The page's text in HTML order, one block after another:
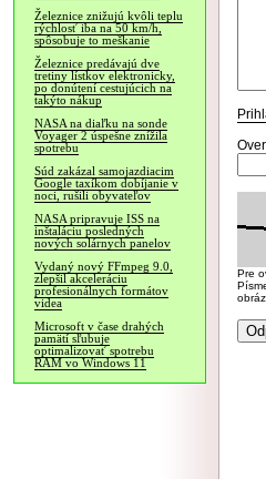
Železnice znižujú kvôli teplu
rýchlosť iba na 50 km/h,
spôsobuje to meškanie
Železnice predávajú dve
tretiny lístkov elektronicky,
po donútení cestujúcich na
takýto nákup
NASA na diaľku na sonde
Voyager 2 úspešne znížila
spotrebu
Súd zakázal samojazdiacim
Google taxíkom dobíjanie v
noci, rušili obyvateľov
NASA pripravuje ISS na
inštaláciu posledných
nových solárnych panelov
Vydaný nový FFmpeg 9.0,
zlepšil akceleráciu
profesionálnych formátov
videa
Microsoft v čase drahých
pamätí sľubuje
optimalizovať spotrebu
RAM vo Windows 11
Pre